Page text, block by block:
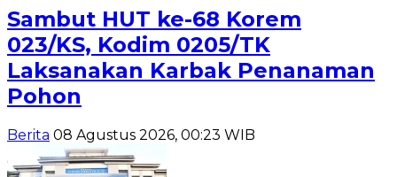
Sambut HUT ke-68 Korem
023/KS, Kodim 0205/TK
Laksanakan Karbak Penanaman
Pohon
Berita 08 Agustus 2026, 00:23 WIB